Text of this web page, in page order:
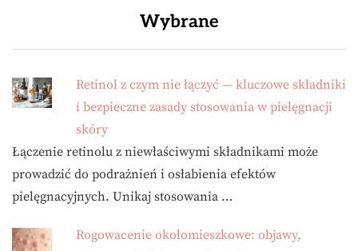
Wybrane
Retinol z czym nie łączyć — kluczowe składniki
i bezpieczne zasady stosowania w pielęgnacji
skóry
Łączenie retinolu z niewłaściwymi składnikami może
prowadzić do podrażnień i osłabienia efektów
pielęgnacyjnych. Unikaj stosowania …
Rogowacenie okołomieszkowe: objawy,